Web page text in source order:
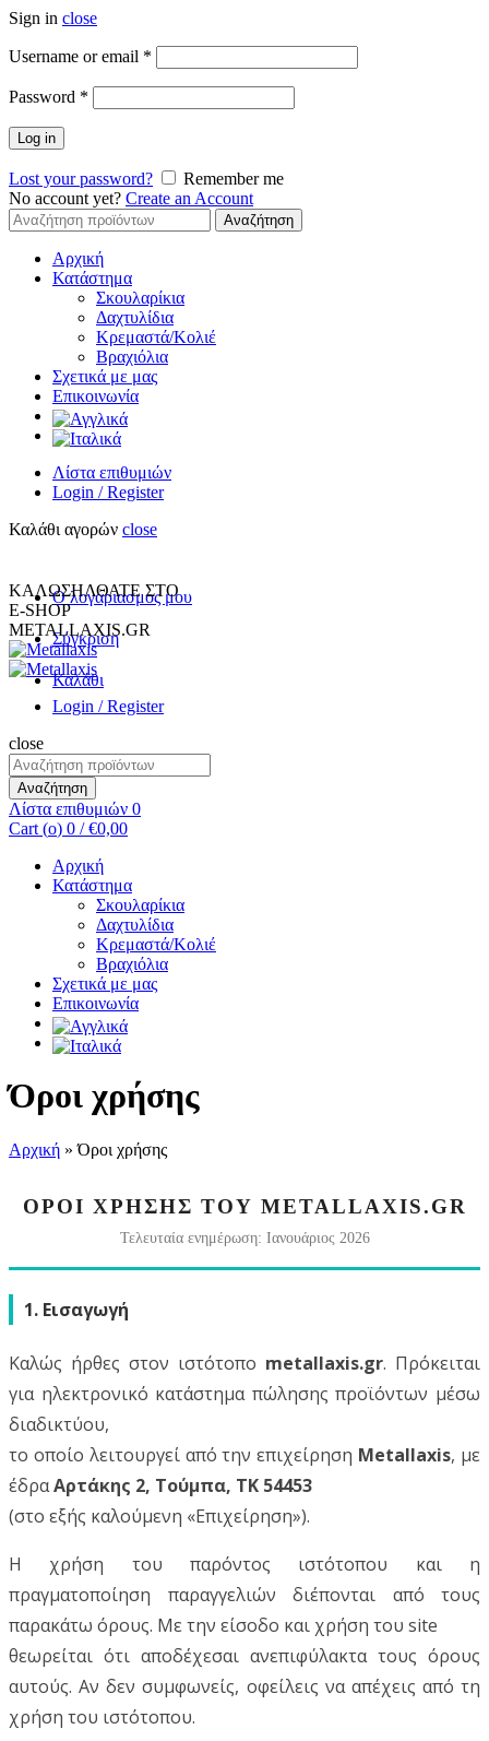
Sign in close
Username or email *
Password *
Log in
Lost your password?
Remember me
No account yet? Create an Account
Αναζήτηση
για:
Αναζήτηση
Αρχική
Κατάστημα
Σκουλαρίκια
Δαχτυλίδια
Κρεμαστά/Κολιέ
Βραχιόλια
Σχετικά με μας
Επικοινωνία
Λίστα επιθυμιών
Login / Register
Καλάθι αγορών close
Ο λογαριασμος μου
Σύγκριση
Καλάθι
ΚΑΛΩΣΗΛΘΑΤΕ ΣΤΟ
E-SHOP
METALLAXIS.GR
Login / Register
close
Αναζήτηση
για:
Αναζήτηση
Λίστα επιθυμιών 0
Cart (o) 0 / €0,00
Αρχική
Κατάστημα
Σκουλαρίκια
Δαχτυλίδια
Κρεμαστά/Κολιέ
Βραχιόλια
Σχετικά με μας
Επικοινωνία
Όροι χρήσης
Αρχική »Όροι χρήσης
ΟΡΟΙ ΧΡΗΣΗΣ ΤΟΥ METALLAXIS.GR
Τελευταία ενημέρωση: Ιανουάριος 2026
1. Εισαγωγή
Καλώς ήρθες στον ιστότοπο metallaxis.gr. Πρόκειται
για ηλεκτρονικό κατάστημα πώλησης προϊόντων μέσω
διαδικτύου,
το οποίο λειτουργεί από την επιχείρηση Metallaxis, με
έδραΑρτάκης 2, Τούμπα, ΤΚ 54453
(στο εξής καλούμενη «Επιχείρηση»).
Η χρήση του παρόντος ιστότοπου και η
πραγματοποίηση παραγγελιών διέπονται από τους
παρακάτω όρους. Με την είσοδο και χρήση του site
θεωρείται ότι αποδέχεσαι ανεπιφύλακτα τους όρους
αυτούς. Αν δεν συμφωνείς, οφείλεις να απέχεις από τη
χρήση του ιστότοπου.